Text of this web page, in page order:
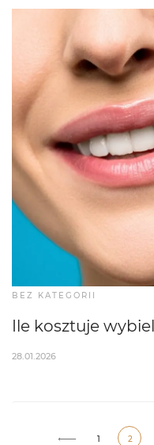
BEZ KATEGORII
Ile kosztuje
28.01.2026
1 2